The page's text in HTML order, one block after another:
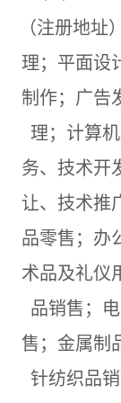
（注册地
理；平面设
制作；广告
理；计算
务、技术开
让、技术推
品零售；办
术品及礼仪
品销售；
售；金属制
针纺织品